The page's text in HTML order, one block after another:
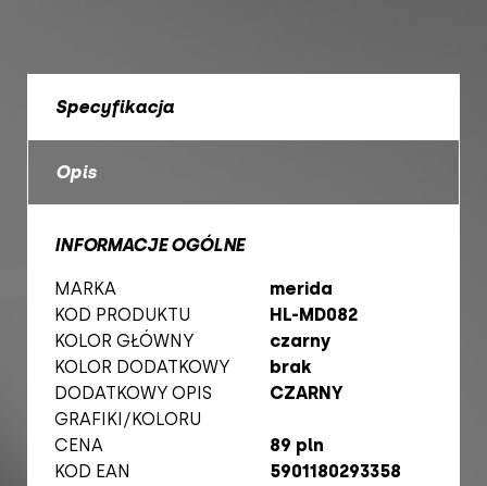
Specyfikacja
Opis
INFORMACJE OGÓLNE
MARKA
merida
KOD PRODUKTU
HL-MD082
KOLOR GŁÓWNY
czarny
KOLOR DODATKOWY
brak
DODATKOWY OPIS
GRAFIKI/KOLORU
CZARNY
CENA
89 pln
KOD EAN
5901180293358